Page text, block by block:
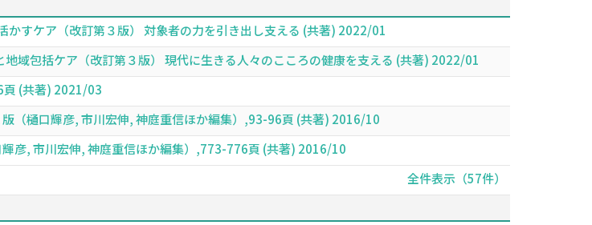
ケア（改訂第３版） 対象者の力を引き出し支える (共著) 2022/01
包括ケア（改訂第３版） 現代に生きる人々のこころの健康を支える (共著) 2022/01
(共著) 2021/03
（樋口輝彦, 市川宏伸, 神庭重信ほか編集）,93-96頁 (共著) 2016/10
彦, 市川宏伸, 神庭重信ほか編集）,773-776頁 (共著) 2016/10
全件表示（57件）